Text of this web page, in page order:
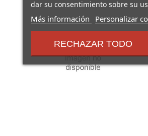
dar su consentimiento sobre su
Más información
sobre
y
condiciones
Personalizar
RECHAZAR TODO